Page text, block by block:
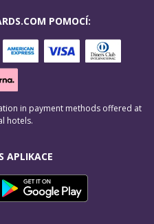
APLIKACE
POMOCÍ:
in payment methods offered at
hotels.